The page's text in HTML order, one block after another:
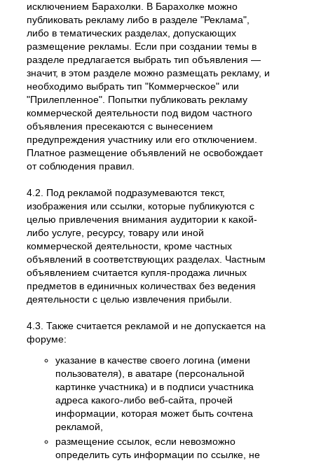
исключением Барахолки. В Барахолке можно
публиковать рекламу либо в разделе "Реклама",
либо в тематических разделах, допускающих
размещение рекламы. Если при создании темы в
разделе предлагается выбрать тип объявления —
значит, в этом разделе можно размещать рекламу, и
необходимо выбрать тип "Коммерческое" или
"Прилепленное". Попытки публиковать рекламу
коммерческой деятельности под видом частного
объявления пресекаются с вынесением
предупреждения участнику или его отключением.
Платное размещение объявлений не освобождает
от соблюдения правил.
4.2. Под рекламой подразумеваются текст,
изображения или ссылки, которые публикуются с
целью привлечения внимания аудитории к какой-
либо услуге, ресурсу, товару или иной
коммерческой деятельности, кроме частных
объявлений в соответствующих разделах. Частным
объявлением считается купля-продажа личных
предметов в единичных количествах без ведения
деятельности с целью извлечения прибыли.
4.3. Также считается рекламой и не допускается на
форуме:
указание в качестве своего логина (имени
пользователя), в аватаре (персональной
картинке участника) и в подписи участника
адреса какого-либо веб-сайта, прочей
информации, которая может быть сочтена
рекламой,
размещение ссылок, если невозможно
определить суть информации по ссылке, не